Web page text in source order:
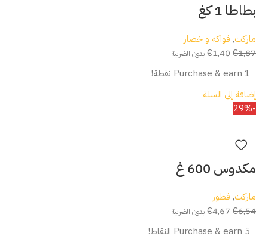
بطاطا 1 كغ
ماركت, فواكه و خضار
€1,87
€1,40 بدون الضريبة
Purchase & earn 1 نقطة!
إضافة إلى السلة
-29%
مكدوس 600 غ
ماركت, فطور
€6,54
€4,67 بدون الضريبة
Purchase & earn 5 النقاط!